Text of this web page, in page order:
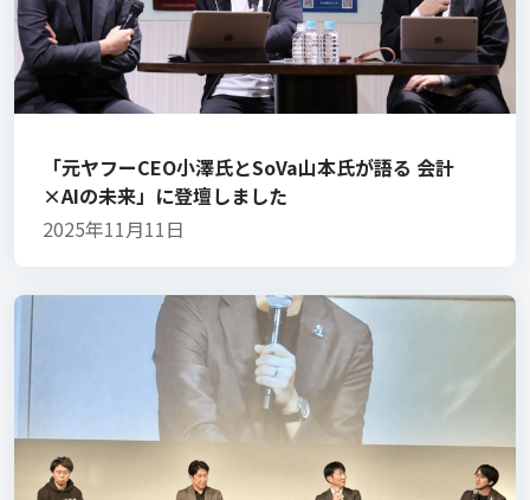
「元ヤフーCEO小澤氏とSoVa山本氏が語る 会計
×AIの未来」に登壇しました
2025年11月11日